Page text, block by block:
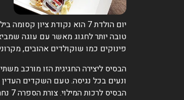
יום הולדת 7 הוא נקודת
פינוקים כמו שוקולדים אהובים,
הבסיס ליצירה החגיגית הזו מורכב
ונעים בכל נגיסה. טעם השקדים
הבסיס לרכות המילוי. צורת הספרה 7 נחתכת במדויק ומהווה את הבמה שעליה מתרחש כל הקסם.